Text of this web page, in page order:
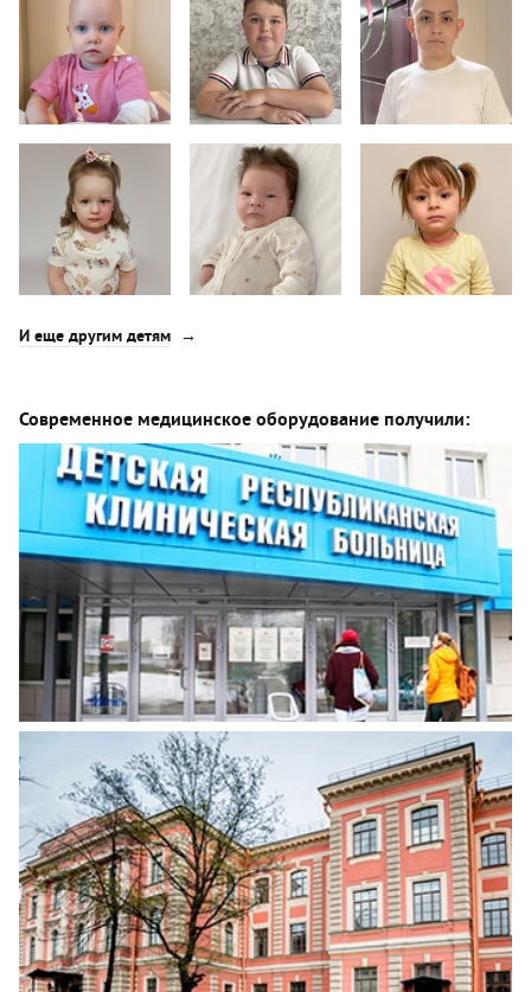
И еще другим детям
Современное медицинское оборудование получили: